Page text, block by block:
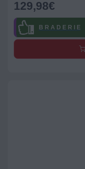
129,98€
B R A D E R I E